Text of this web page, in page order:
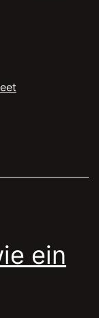
ein